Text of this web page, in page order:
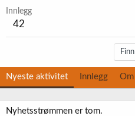
Innlegg
42
Finn
Nyeste aktivitet Innlegg Om
Nyhetsstrømmen er tom.